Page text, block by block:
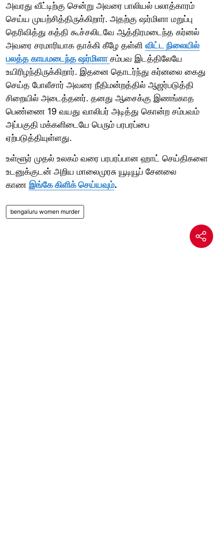
அவரது வீட்டிற்கு சென்று அவரை பாலியல் பலாத்காரம்
செய்ய முயற்சித்திருக்கிறார். அதற்கு ஷர்மிளா மறுப்பு
தெரிவித்து கத்தி கூச்சலிடவே ஆத்திரமடைந்த கர்னல்
அவரை சரமாரியாக தாக்கி கீழே தள்ளி விட்ட நிலையில்
பலத்த காயமடைந்த ஷர்மிளா சம்பவ இடத்திலேயே
உயிரிழந்திருக்கிறார். இதனை தொடர்ந்து கர்னலை கைது
செய்த போலீசார் அவரை நீதிமன்றத்தில் ஆஜர்படுத்தி
சிறையில் அடைத்தனர். தனது ஆசைக்கு இணங்காத
பெண்ணை 19 வயது வாலிபர் அடித்து கொன்ற சம்பவம்
அப்பகுதி மக்களிடையே பெரும் பரபரப்பை
ஏற்படுத்தியுள்ளது.
உள்ளூர் முதல் உலகம் வரை பரபரப்பான ஹாட் செய்திகளை
உடனுக்குடன் அறிய மாலைமுரசு யூடியூப் சேனலை
காண இங்கே கிளிக் செய்யவும்.
bengaluru women murder